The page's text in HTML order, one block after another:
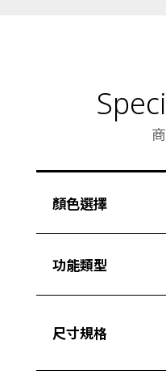
顏色選擇
功能類型
尺寸規格